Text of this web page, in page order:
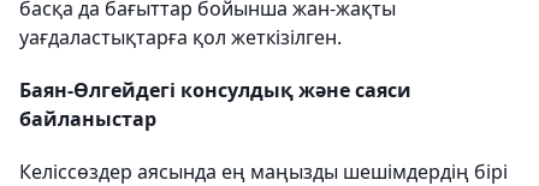
басқа да бағыттар бойынша жан-жақты
уағдаластықтарға қол жеткізілген.
Баян-Өлгейдегі консулдық және саяси
байланыстар
Келіссөздер аясында ең маңызды шешімдердің бірі